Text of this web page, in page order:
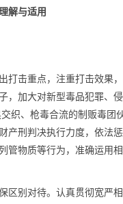
解与适用
打击重点，注重打击效果
，加大对新型毒品犯罪、
织、枪毒合流的制贩毒团
产刑判决执行力度，依法
管物质等行为，准确运用
区别对待。认真贯彻宽严